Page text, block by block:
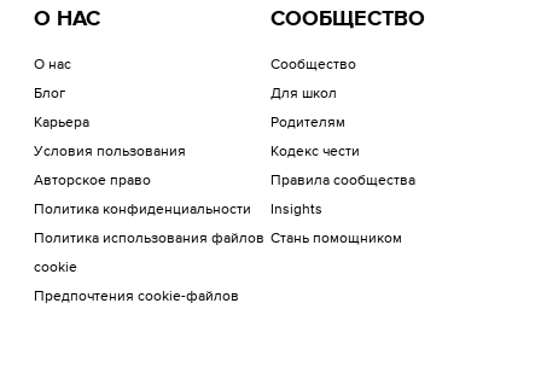
О НАС
О нас
Блог
Карьера
Условия пользования
Авторское право
Политика конфиденциальности
Политика использования файлов
cookie
Предпочтения cookie-файлов
СООБЩЕСТВО
Сообщество
Для школ
Родителям
Кодекс чести
Правила сообщества
Insights
Стань помощником